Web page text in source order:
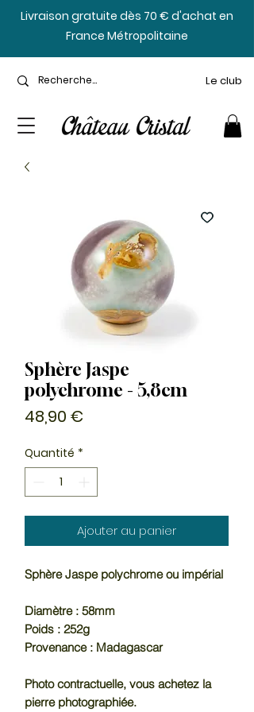
​Livraison gratuite dès 70 € d'achat en
France Métropolitaine
Le club
Sphère Jaspe
polychrome - 5,8cm
48,90 €
Quantité *
Ajouter au panier
Sphère Jaspe polychrome ou impérial
Diamètre : 58mm
Poids : 252g
Provenance : Madagascar
Photo contractuelle, vous achetez la
pierre photographiée.